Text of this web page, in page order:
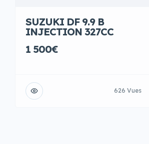
SUZUKI DF 9.9 B
INJECTION 327CC
1 500€
626 Vues